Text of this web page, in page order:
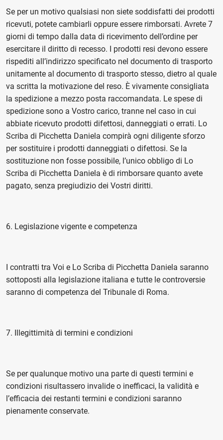
Se per un motivo qualsiasi non siete soddisfatti dei prodotti
ricevuti, potete cambiarli oppure essere rimborsati. Avrete 7
giorni di tempo dalla data di ricevimento dell’ordine per
esercitare il diritto di recesso. I prodotti resi devono essere
rispediti all’indirizzo specificato nel documento di trasporto
unitamente al documento di trasporto stesso, dietro al quale
va scritta la motivazione del reso. È vivamente consigliata
la spedizione a mezzo posta raccomandata. Le spese di
spedizione sono a Vostro carico, tranne nel caso in cui
abbiate ricevuto prodotti difettosi, danneggiati o errati. Lo
Scriba di Picchetta Daniela compirà ogni diligente sforzo
per sostituire i prodotti danneggiati o difettosi. Se la
sostituzione non fosse possibile, l’unico obbligo di Lo
Scriba di Picchetta Daniela è di rimborsare quanto avete
pagato, senza pregiudizio dei Vostri diritti.
6. Legislazione vigente e competenza
I contratti tra Voi e Lo Scriba di Picchetta Daniela saranno
sottoposti alla legislazione italiana e tutte le controversie
saranno di competenza del Tribunale di Roma.
7. Illegittimità di termini e condizioni
Se per qualunque motivo una parte di questi termini e
condizioni risultassero invalide o inefficaci, la validità e
l’efficacia dei restanti termini e condizioni saranno
pienamente conservate.